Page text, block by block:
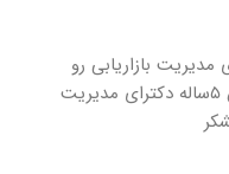
بازاریابی رو
برای من میل کنید وسوالات امتحان ۵ساله دکترای مدیریت